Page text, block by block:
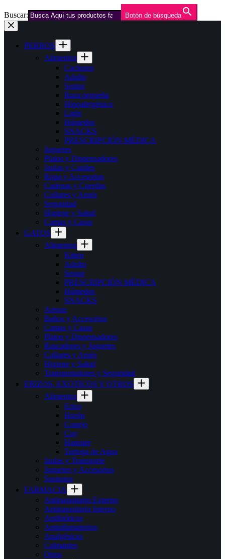
Buscar: Botón de búsqueda
Saltar
al
contenidoPERROS
Alimentos
Cachorro
Adulto
Senior
Raza pequeña
Hipoalergénico
Light
Húmedos
SNACKS
PRESCRIPCIÓN MÉDICA
Juguetes
Platos y Dispensadores
Jaulas y Caniles
Ropa y Accesorios
Cadenas y Cuerdas
Collares y Arnés
Seguridad
Higiene y Salud
Camas y Casas
GATOS
Alimentos
Kitten
Adulto
Senior
PRESCRIPCIÓN MÉDICA
Húmedos
SNACKS
Arenas
Baños y Accesorios
Camas y Casas
Platos y Dispensadores
Rascadores y Juguetes
Collares y Arnés
Higiene y Salud
Transportadores y Seguridad
ERIZOS, EXOTICOS Y OTROS
Alimentos
Erizo
Hurón
Conejo
Cuy
Hamster
Tortuga de Agua
Jaulas y Transporte
Juguetes y Accesorios
Sustratos
FARMACIA
Antiparasitario Externo
Antiparasitario Interno
Antibióticos
Antinflamatorios
Analgésicos
Calmantes
Otros